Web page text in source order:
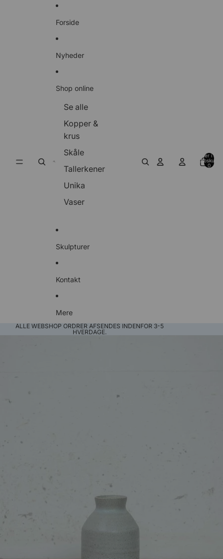
Forside
Nyheder
Shop online
Se alle
Kopper &
krus
Skåle
Tallerkener
Unika
Vaser
Skulpturer
Kontakt
Mere
Varer i alt i
0
ALLE WEBSHOP ORDRER AFSENDES INDENFOR 3-5
HVERDAGE.
Gå til produktoplysninger